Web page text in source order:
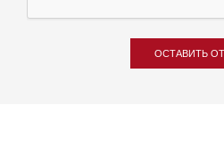
ОСТАВИТЬ